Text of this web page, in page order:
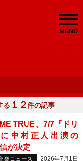
MENU
る １２件の記事
TRUE、7/7『ドリ
中村正人出演の
が決定
楽ニュース 2026年7月1日